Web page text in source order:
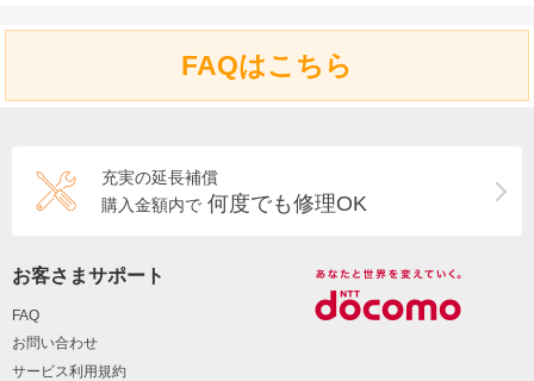
FAQはこちら
充実の延長補償
購入金額内で 何度でも修理OK
お客さまサポート
FAQ
お問い合わせ
サービス利用規約